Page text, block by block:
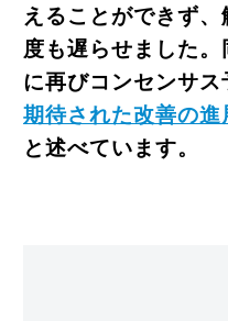
えることができず
度も遅らせました。
に再びコンセンサ
期待された改善の進
と述べています。